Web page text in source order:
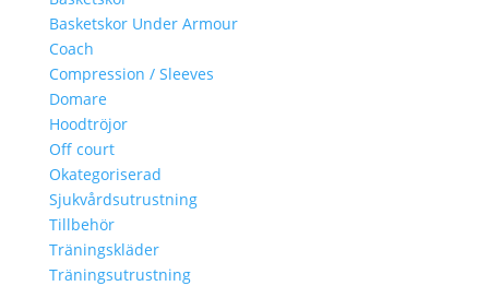
Basketskor Under Armour
Coach
Compression / Sleeves
Domare
Hoodtröjor
Off court
Okategoriserad
Sjukvårdsutrustning
Tillbehör
Träningskläder
Träningsutrustning